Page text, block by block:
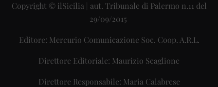
Copyright © ilSicilia | aut. Tribunale di Palermo n.11 del
29/09/2015
Editore: Mercurio Comunicazione Soc. Coop. A.R.L.
Direttore Editoriale: Maurizio Scaglione
Direttore Responsabile: Maria Calabrese